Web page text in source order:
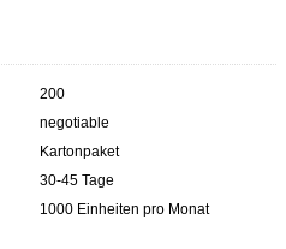
200
negotiable
Kartonpaket
30-45 Tage
1000 Einheiten pro Monat